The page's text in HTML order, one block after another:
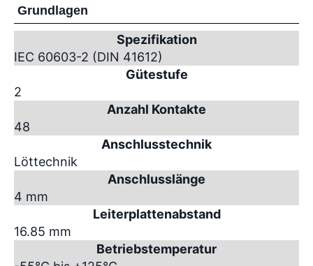
Grundlagen
Spezifikation
IEC 60603-2 (DIN 41612)
Gütestufe
2
Anzahl Kontakte
48
Anschlusstechnik
Löttechnik
Anschlusslänge
4 mm
Leiterplattenabstand
16.85 mm
Betriebstemperatur